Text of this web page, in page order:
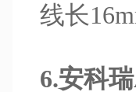
线长
6.安科